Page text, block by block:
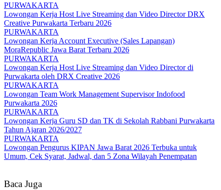
PURWAKARTA
Lowongan Kerja Host Live Streaming dan Video Director DRX
Creative Purwakarta Terbaru 2026
PURWAKARTA
Lowongan Kerja Account Executive (Sales Lapangan)
MoraRepublic Jawa Barat Terbaru 2026
PURWAKARTA
Lowongan Kerja Host Live Streaming dan Video Director di
Purwakarta oleh DRX Creative 2026
PURWAKARTA
Lowongan Team Work Management Supervisor Indofood
Purwakarta 2026
PURWAKARTA
Lowongan Kerja Guru SD dan TK di Sekolah Rabbani Purwakarta
Tahun Ajaran 2026/2027
PURWAKARTA
Lowongan Pengurus KIPAN Jawa Barat 2026 Terbuka untuk
Umum, Cek Syarat, Jadwal, dan 5 Zona Wilayah Penempatan
Baca Juga